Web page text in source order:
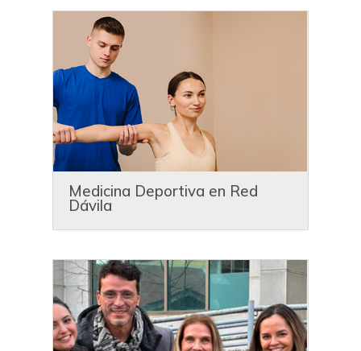
Medicina Deportiva en Red
Dávila